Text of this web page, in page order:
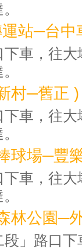
站─台中
車，往
村─舊正 )
車，往
球場─豐
車，往
林公園─
」路口